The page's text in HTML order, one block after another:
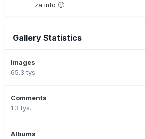
za info 🙂
Gallery Statistics
Images
65.3 tys.
Comments
1.3 tys.
Albums